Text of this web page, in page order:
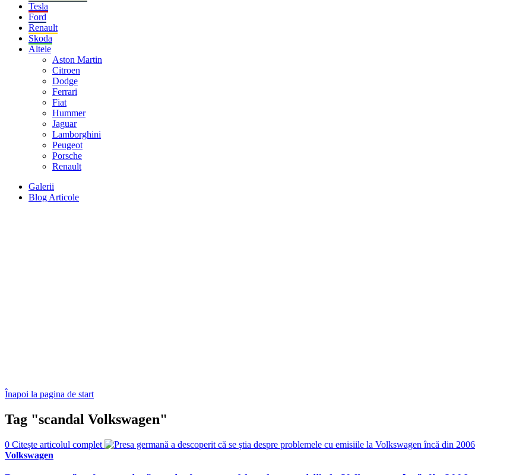
Tesla
Ford
Renault
Skoda
Altele
Aston Martin
Citroen
Dodge
Ferrari
Fiat
Hummer
Jaguar
Lamborghini
Peugeot
Porsche
Renault
Galerii
Blog Articole
Înapoi la pagina de start
Tag "scandal Volkswagen"
0 Citește articolul complet
Volkswagen